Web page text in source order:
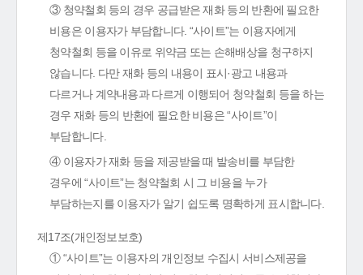
③ 청약철회 등의 경우 공급받은 재화 등의 반환에 필요한
비용은 이용자가 부담합니다. “사이트”는 이용자에게
청약철회 등을 이유로 위약금 또는 손해배상을 청구하지
않습니다. 다만 재화 등의 내용이 표시·광고 내용과
다르거나 계약내용과 다르게 이행되어 청약철회 등을 하는
경우 재화 등의 반환에 필요한 비용은 “사이트”이
부담합니다.
④ 이용자가 재화 등을 제공받을 때 발송비를 부담한
경우에 “사이트”는 청약철회 시 그 비용을 누가
부담하는지를 이용자가 알기 쉽도록 명확하게 표시합니다.
제17조(개인정보보호)
① “사이트”는 이용자의 개인정보 수집시 서비스제공을